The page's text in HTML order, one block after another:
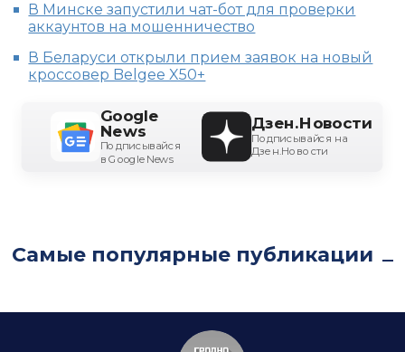
В Минске запустили чат-бот для проверки
аккаунтов на мошенничество
В Беларуси открыли прием заявок на новый
кроссовер Belgee X50+
Google
News
Подписывайся
в Google News
Дзен.Новости
Подписывайся на
Дзен.Новости
Самые популярные публикации